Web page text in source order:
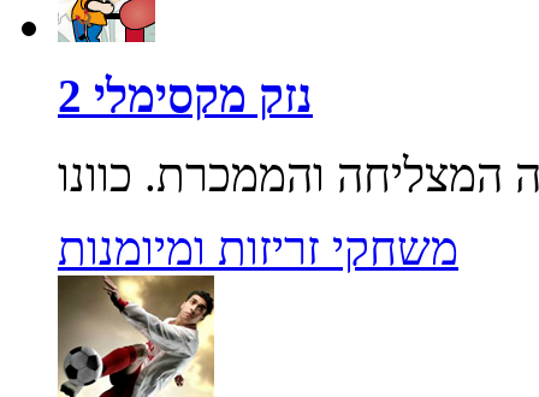
נזק מקסימלי 2
משחקי זריזות ומיומנות